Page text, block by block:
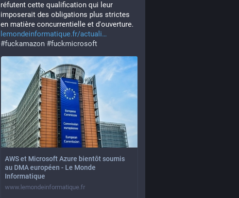
réfutent cette qualification qui leur
imposerait des obligations plus strictes
en matière concurrentielle et d'ouverture.
lemondeinformatique.fr/actuali
#fuckamazon #fuckmicrosoft
AWS et Microsoft Azure bientôt soumis
au DMA européen - Le Monde
Informatique
www.lemondeinformatique.fr